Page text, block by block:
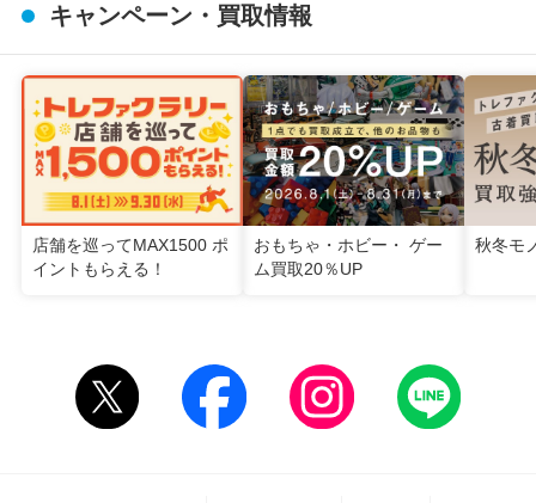
キャンペーン・買取情報
店舗を巡ってMAX1500 ポ
イントもらえる！
おもちゃ・ホビー・ ゲー
ム買取20％UP
秋冬モ